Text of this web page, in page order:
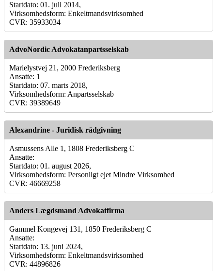
Startdato: 01. juli 2014,
Virksomhedsform: Enkeltmandsvirksomhed
CVR: 35933034
AdvoNordic Advokatanpartsselskab
Marielystvej 21, 2000 Frederiksberg
Ansatte: 1
Startdato: 07. marts 2018,
Virksomhedsform: Anpartsselskab
CVR: 39389649
Alexandrine - Juridisk rådgivning
Asmussens Alle 1, 1808 Frederiksberg C
Ansatte:
Startdato: 01. august 2026,
Virksomhedsform: Personligt ejet Mindre Virksomhed
CVR: 46669258
Anders Lægdsmand Advokatfirma
Gammel Kongevej 131, 1850 Frederiksberg C
Ansatte:
Startdato: 13. juni 2024,
Virksomhedsform: Enkeltmandsvirksomhed
CVR: 44896826